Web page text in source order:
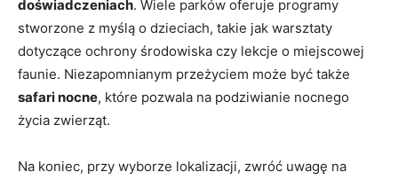
doświadczeniach. Wiele parków⁢ oferuje programy
stworzone z myślą o dzieciach, takie jak warsztaty
‌dotyczące ochrony środowiska czy lekcje‍ o miejscowej
faunie.‍ Niezapomnianym przeżyciem może być także
safari nocne, które pozwala na ‌podziwianie nocnego
życia zwierząt.
Na koniec, przy wyborze lokalizacji, zwróć uwagę na